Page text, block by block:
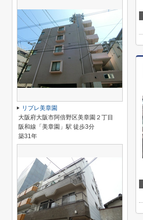
リプレ美章園
大阪府大阪市阿倍野区美章園２丁目
阪和線「美章園」駅 徒歩3分
築31年